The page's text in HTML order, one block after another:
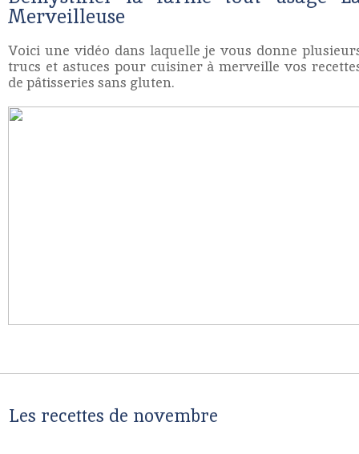
Merveilleuse
Voici une vidéo dans laquelle je vous donne
trucs et astuces pour cuisiner à merveille vos
de pâtisseries sans gluten.
Les recettes de novembre